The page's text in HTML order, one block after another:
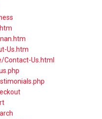
Us.htm
Contact-Us.html